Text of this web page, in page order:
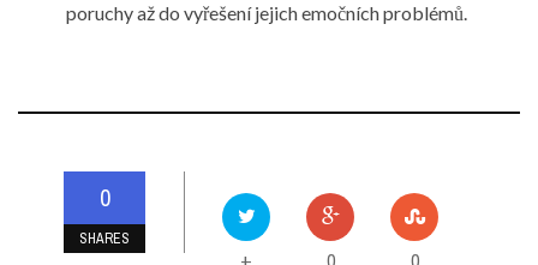
poruchy až do vyřešení jejich emočních problémů.
0
SHARES
+